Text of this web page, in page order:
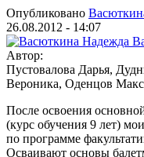
Опубликовано
26.08.2012 - 14:07
Автор:
Пустовалова Дарья,
Вероника, Оденцов
После освоения
(курс обучения 9 лет)
по программе
Осваивают основы